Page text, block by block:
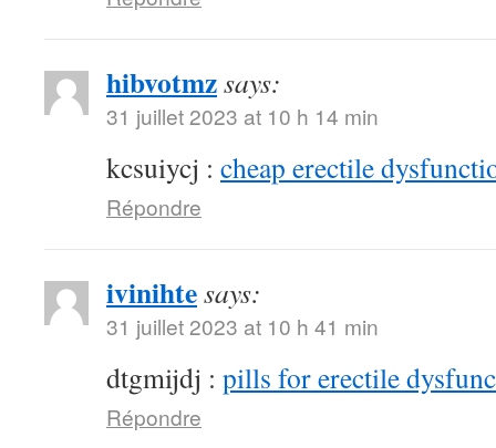
hibvotmzsays:
31 juillet 2023 at 10 h 14 min
kcsuiycj : cheap erectile
Répondre
ivinihtesays:
31 juillet 2023 at 10 h 41 min
dtgmijdj : pills for erectile
Répondre